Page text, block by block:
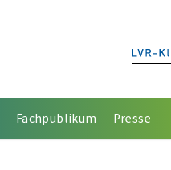
Fachpublikum Presse